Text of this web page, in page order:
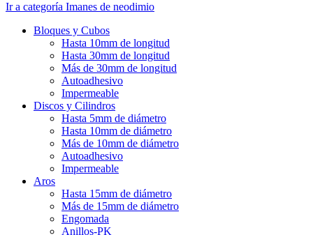
Ir a categoría Imanes de neodimio
Bloques y Cubos
Hasta 10mm de longitud
Hasta 30mm de longitud
Más de 30mm de longitud
Autoadhesivo
Impermeable
Discos y Cilindros
Hasta 5mm de diámetro
Hasta 10mm de diámetro
Más de 10mm de diámetro
Autoadhesivo
Impermeable
Aros
Hasta 15mm de diámetro
Más de 15mm de diámetro
Engomada
Anillos-PK